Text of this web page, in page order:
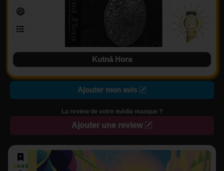
Kutná Hora
Ajouter mon avis
La review de votre média manque ?
Ajouter une review